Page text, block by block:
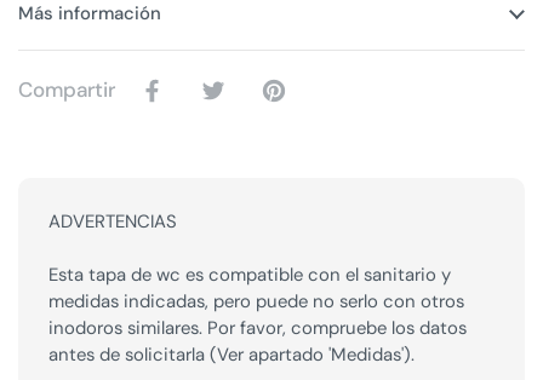
Más información
Compartir
ADVERTENCIAS
Esta tapa de wc es compatible con el sanitario y
medidas indicadas, pero puede no serlo con otros
inodoros similares. Por favor, compruebe los datos
antes de solicitarla (Ver apartado 'Medidas').